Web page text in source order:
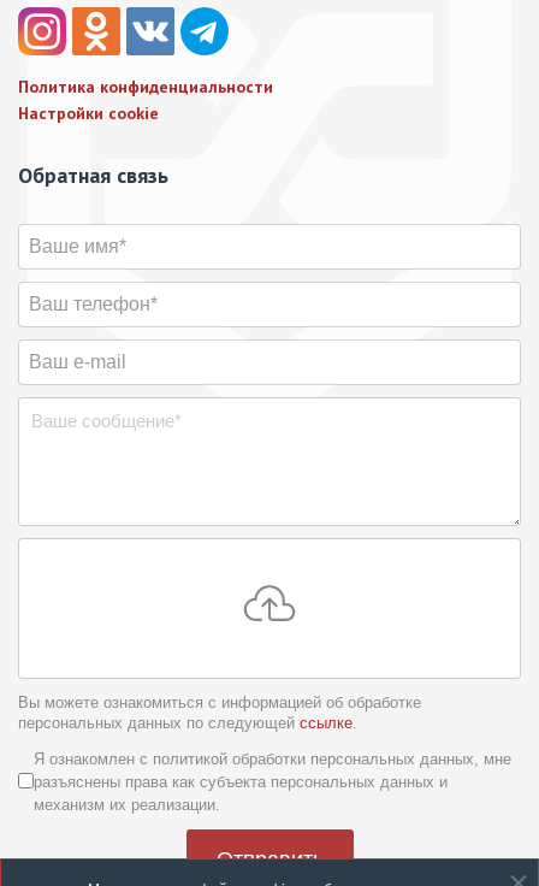
Политика конфиденциальности
Настройки cookie
Обратная связь
Вы можете ознакомиться с информацией об обработке
персональных данных по следующей ссылке.
Условия обслуживания *
Я ознакомлен с политикой обработки персональных данных, мне
разъяснены права как субъекта персональных данных и
механизм их реализации.
Отправить